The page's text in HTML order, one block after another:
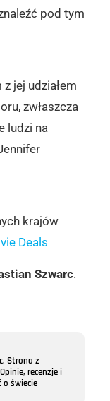
pod tym
jej udziałem
zwłaszcza
ludzi na
krajów
Deals
Szwarc.
Strona z
recenzje i
o świecie